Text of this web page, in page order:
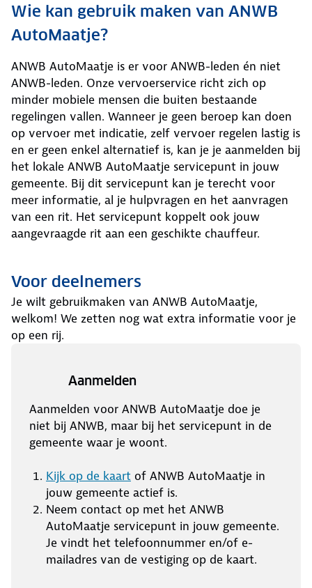
Wie kan gebruik maken van ANWB
AutoMaatje?
ANWB AutoMaatje is er voor ANWB-leden én niet
ANWB-leden. Onze vervoerservice richt zich op
minder mobiele mensen die buiten bestaande
regelingen vallen. Wanneer je geen beroep kan doen
op vervoer met indicatie, zelf vervoer regelen lastig is
en er geen enkel alternatief is, kan je je aanmelden bij
het lokale ANWB AutoMaatje servicepunt in jouw
gemeente. Bij dit servicepunt kan je terecht voor
meer informatie, al je hulpvragen en het aanvragen
van een rit. Het servicepunt koppelt ook jouw
aangevraagde rit aan een geschikte chauffeur.
Voor deelnemers
Je wilt gebruikmaken van ANWB AutoMaatje,
welkom! We zetten nog wat extra informatie voor je
op een rij.
Aanmelden
Aanmelden voor ANWB AutoMaatje doe je
niet bij ANWB, maar bij het servicepunt in de
gemeente waar je woont.
Kijk op de kaart of ANWB AutoMaatje in
jouw gemeente actief is.
Neem contact op met het ANWB
AutoMaatje servicepunt in jouw gemeente.
Je vindt het telefoonnummer en/of e-
mailadres van de vestiging op de kaart.